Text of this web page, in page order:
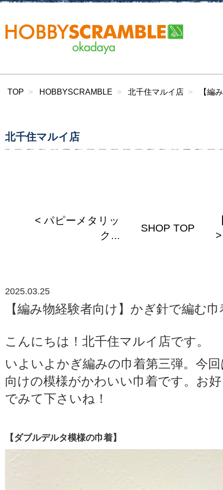
TOP HOBBYSCRAMBLE 北千住マルイ店 【編
北千住マルイ店
< パピーメタリッ
ク...
SHOP TOP
>
2025.03.25
【編み物経験者向け】かぎ針で編む
こんにちは！北千住マルイ店です。
いよいよかぎ編みの巾着第三弾。今
向けの模様がかわいい巾着です。お
でみて下さいね！
【ダブルデルタ模様の巾着】